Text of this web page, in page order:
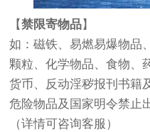
【禁限寄物品】
如：磁铁、易燃易爆物品
颗粒、化学物品、食物、
货币、反动淫秽报刊书籍
危险物品及国家明令禁止
（详情可咨询客服）